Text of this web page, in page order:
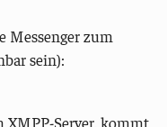
Messenger zum
sein):
XMPP-Server, kommt